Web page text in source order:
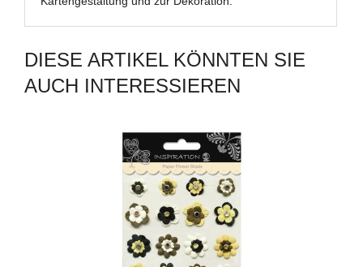
DIESE ARTIKEL KÖNNTEN SIE
AUCH INTERESSIEREN